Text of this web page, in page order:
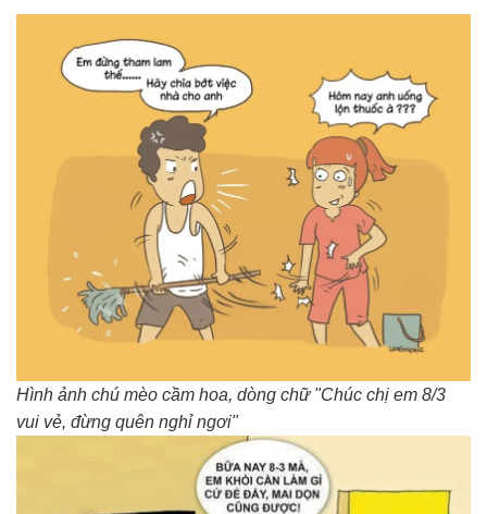
Hình ảnh chú mèo cầm hoa, dòng chữ "Chúc chị em 8/3
vui vẻ, đừng quên nghỉ ngơi"